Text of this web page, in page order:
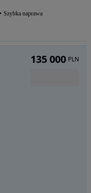
Szybka naprawa
135 000 PLN